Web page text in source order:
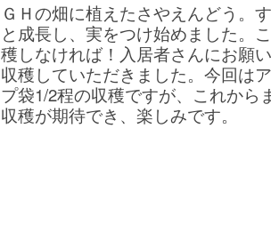
ＧＨの畑に植えたさやえんどう。
と成長し、実をつけ始めました。
穫しなければ！入居者さんにお願
収穫していただきました。今回は
プ袋1/2程の収穫ですが、これから
収穫が期待でき、楽しみです。